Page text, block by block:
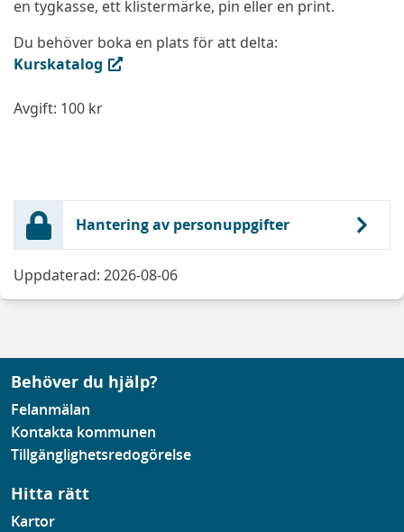
en tygkasse, ett klistermärke, pin eller en print.
Du behöver boka en plats för att delta:
Kurskatalog
(extern länk, öppnas i ny flik)
Avgift: 100 kr
Hantering av personuppgifter
Uppdaterad: 2026-08-06
Behöver du hjälp?
Felanmälan
Kontakta kommunen
Tillgänglighetsredogörelse
Hitta rätt
Kartor